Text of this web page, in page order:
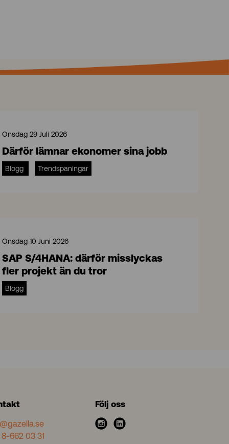
Onsdag 29 Juli 2026
Därför lämnar ekonomer sina jobb
Blogg Trendspaningar
Onsdag 10 Juni 2026
SAP S/4HANA: därför misslyckas
fler projekt än du tror
Blogg
662 03 31
Följ oss
i
l